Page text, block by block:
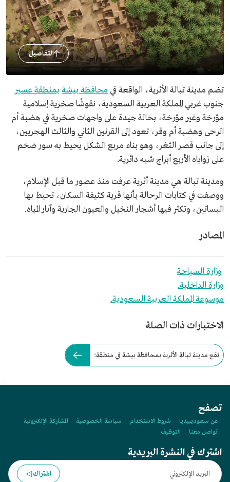
التفاصيل
تضم مدينة تبالة الأثرية، الواقعة في محافظة بيشة بمنطقة عسير
جنوب غربي المملكة العربية السعودية، نقوشًا صخرية إسلامية
مؤرخة وغير مؤرخة، بحالة جيدة على واجهات صخرية في هضبة أم
الرحى وهضبة أم وقر، تعود إلى القرنين الثاني والثالث الهجريين،
إلى جانب قصر الثغر، وهو بناء مربع الشكل يحيط به سور ضخم
على زواياه الأربع أبراج شبه دائرية.
ومدينة تبالة هي مدينة أثرية عرفت منذ عصور ما قبل الإسلام،
ووصفت في كتابات الرحالة بأنها قرية كثيفة السكان، تحيط بها
البساتين، وتكثر فيها أشجار النخيل والعيون الجارية وآبار المياه.
المصادر
وزارة السياحة
وزارة الداخلية.
موسوعة المملكة العربية السعودية.
الاختبارات ذات الصلة
تقع مدينة تبالة الأثرية بمحافظة بيشة في منطقة:
تصفح
عن سعوديبيديا شروط الاستخدام سياسة الخصوصية
المشاركة الإلكترونية
تواصل معنا
التوظيف
اشترك في النشرة البريدية
اشتراك